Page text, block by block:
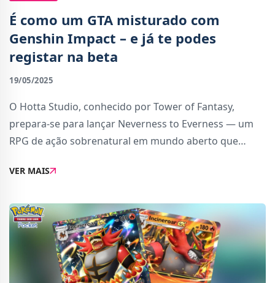
É como um GTA misturado com
Genshin Impact – e já te podes
registar na beta
19/05/2025
O Hotta Studio, conhecido por Tower of Fantasy,
prepara-se para lançar Neverness to Everness — um
RPG de ação sobrenatural em mundo aberto que
visual estilizado e mágico de Genshin Impact. A primei
VER MAIS